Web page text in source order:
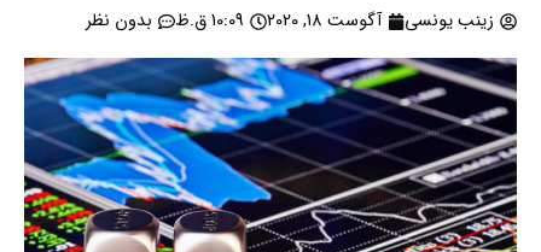
زینب یونسی آگوست 18, 2020 10:09 ق.ظ بدون نظر